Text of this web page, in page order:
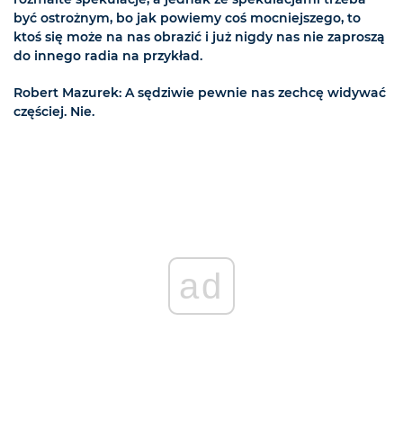
być ostrożnym, bo jak powiemy coś mocniejszego, to
ktoś się może na nas obrazić i już nigdy nas nie zaproszą
do innego radia na przykład.
Robert Mazurek: A sędziwie pewnie nas zechcę widywać
częściej. Nie.
ad